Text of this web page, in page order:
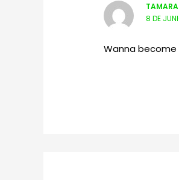
TAMARA
8 DE
Wanna